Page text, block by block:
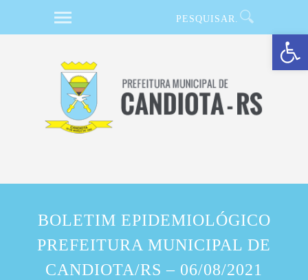
Barra de Ferramentas Aberta
BOLETIM EPIDEMIOLÓGICO
PREFEITURA MUNICIPAL DE
CANDIOTA/RS – 06/08/2021